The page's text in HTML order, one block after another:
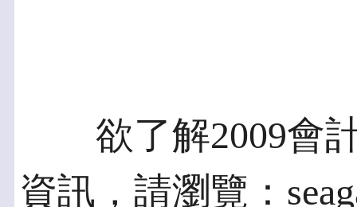
欲了解2009會計
資訊，請瀏覽：